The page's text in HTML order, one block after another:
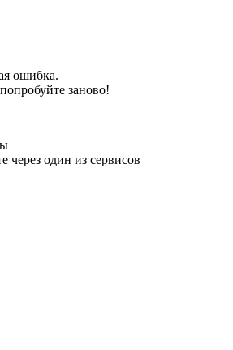
ошибка.
заново!
через один из сервисов